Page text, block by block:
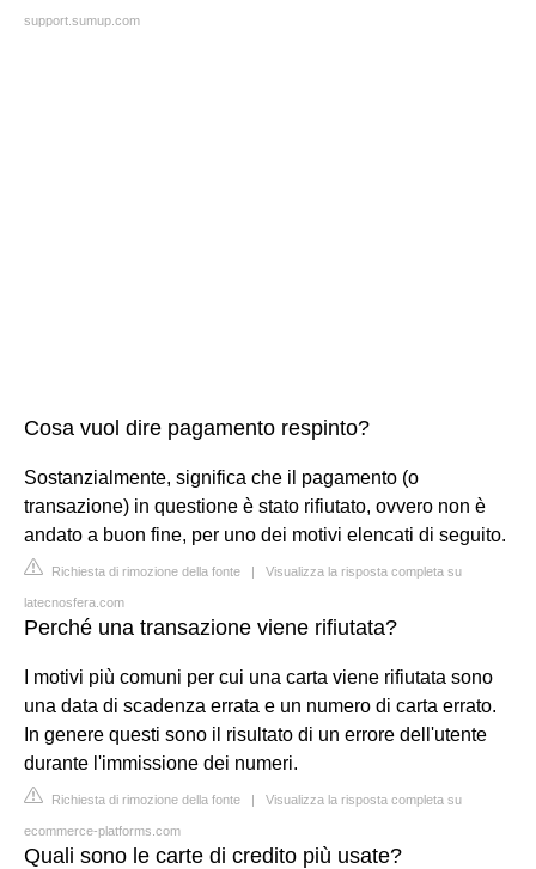
support.sumup.com
Cosa vuol dire pagamento respinto?
Sostanzialmente, significa che il pagamento (o
transazione) in questione è stato rifiutato, ovvero non è
andato a buon fine, per uno dei motivi elencati di seguito.
Richiesta di rimozione della fonte | Visualizza la risposta completa su
latecnosfera.com
Perché una transazione viene rifiutata?
I motivi più comuni per cui una carta viene rifiutata sono
una data di scadenza errata e un numero di carta errato.
In genere questi sono il risultato di un errore dell'utente
durante l'immissione dei numeri.
Richiesta di rimozione della fonte | Visualizza la risposta completa su
ecommerce-platforms.com
Quali sono le carte di credito più usate?